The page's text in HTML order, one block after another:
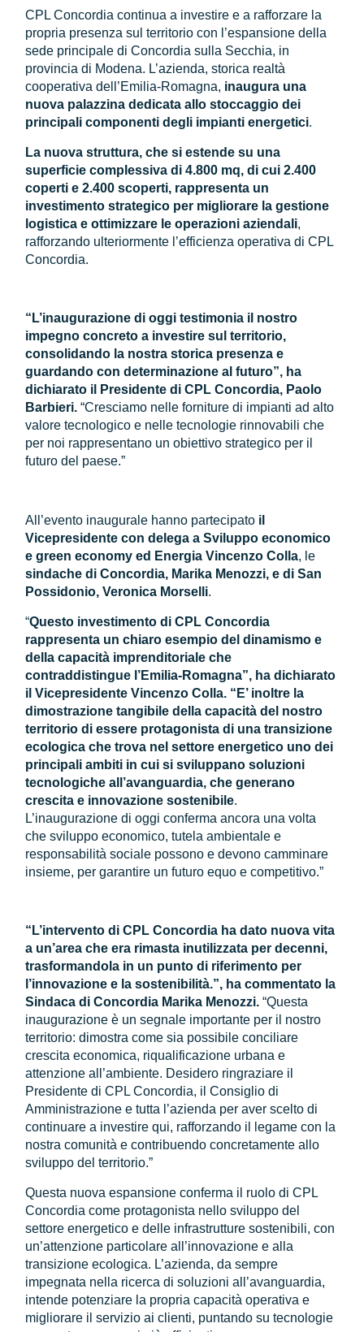
CPL Concordia continua a investire e a rafforzare la
propria presenza sul territorio con l’espansione della
sede principale di Concordia sulla Secchia, in
provincia di Modena. L’azienda, storica realtà
cooperativa dell’Emilia-Romagna, inaugura una
nuova palazzina dedicata allo stoccaggio dei
principali componenti degli impianti energetici.
La nuova struttura, che si estende su una
superficie complessiva di 4.800 mq, di cui 2.400
coperti e 2.400 scoperti, rappresenta un
investimento strategico per migliorare la gestione
logistica e ottimizzare le operazioni aziendali,
rafforzando ulteriormente l’efficienza operativa di CPL
Concordia.
“L’inaugurazione di oggi testimonia il nostro
impegno concreto a investire sul territorio,
consolidando la nostra storica presenza e
guardando con determinazione al futuro”, ha
dichiarato il Presidente di CPL Concordia, Paolo
Barbieri.“Cresciamo nelle forniture di impianti ad alto
valore tecnologico e nelle tecnologie rinnovabili che
per noi rappresentano un obiettivo strategico per il
futuro del paese.”
All’evento inaugurale hanno partecipato il
Vicepresidente con delega a Sviluppo economico
e green economy ed Energia Vincenzo Colla, le
sindache di Concordia, Marika Menozzi, e di San
Possidonio, Veronica Morselli.
“Questo investimento di CPL Concordia
rappresenta un chiaro esempio del dinamismo e
della capacità imprenditoriale che
contraddistingue l’Emilia-Romagna”, ha dichiarato
il Vicepresidente Vincenzo Colla. “E’ inoltre la
dimostrazione tangibile della capacità del nostro
territorio di essere protagonista di una transizione
ecologica che trova nel settore energetico uno dei
principali ambiti in cui si sviluppano soluzioni
tecnologiche all’avanguardia, che generano
crescita e innovazione sostenibile.
L’inaugurazione di oggi conferma ancora una volta
che sviluppo economico, tutela ambientale e
responsabilità sociale possono e devono camminare
insieme, per garantire un futuro equo e competitivo.”
“L’intervento di CPL Concordia ha dato nuova vita
a un’area che era rimasta inutilizzata per decenni,
trasformandola in un punto di riferimento per
l’innovazione e la sostenibilità.”, ha commentato la
Sindaca di Concordia Marika Menozzi. “Questa
inaugurazione è un segnale importante per il nostro
territorio: dimostra come sia possibile conciliare
crescita economica, riqualificazione urbana e
attenzione all’ambiente. Desidero ringraziare il
Presidente di CPL Concordia, il Consiglio di
Amministrazione e tutta l’azienda per aver scelto di
continuare a investire qui, rafforzando il legame con la
nostra comunità e contribuendo concretamente allo
sviluppo del territorio.”
Questa nuova espansione conferma il ruolo di CPL
Concordia come protagonista nello sviluppo del
settore energetico e delle infrastrutture sostenibili, con
un’attenzione particolare all’innovazione e alla
transizione ecologica. L’azienda, da sempre
impegnata nella ricerca di soluzioni all’avanguardia,
intende potenziare la propria capacità operativa e
migliorare il servizio ai clienti, puntando su tecnologie